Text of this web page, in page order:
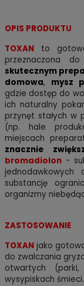
OPIS PRODUKTU
TOXANto
przeznaczona
skutecznym
domowa, mysz
gdzie dostęp do
ich naturalny
przynęt stałych w
(np. hale
miejscach
znacznie
bromadiolon-
jednodawkowych
substancję
organizmy
ZASTOSOWANIE
TOXANjako
do zwalczania
otwartych
wysypiskach śmieci.